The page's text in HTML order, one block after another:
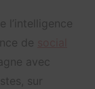
l’intelligence
de
avec
sur